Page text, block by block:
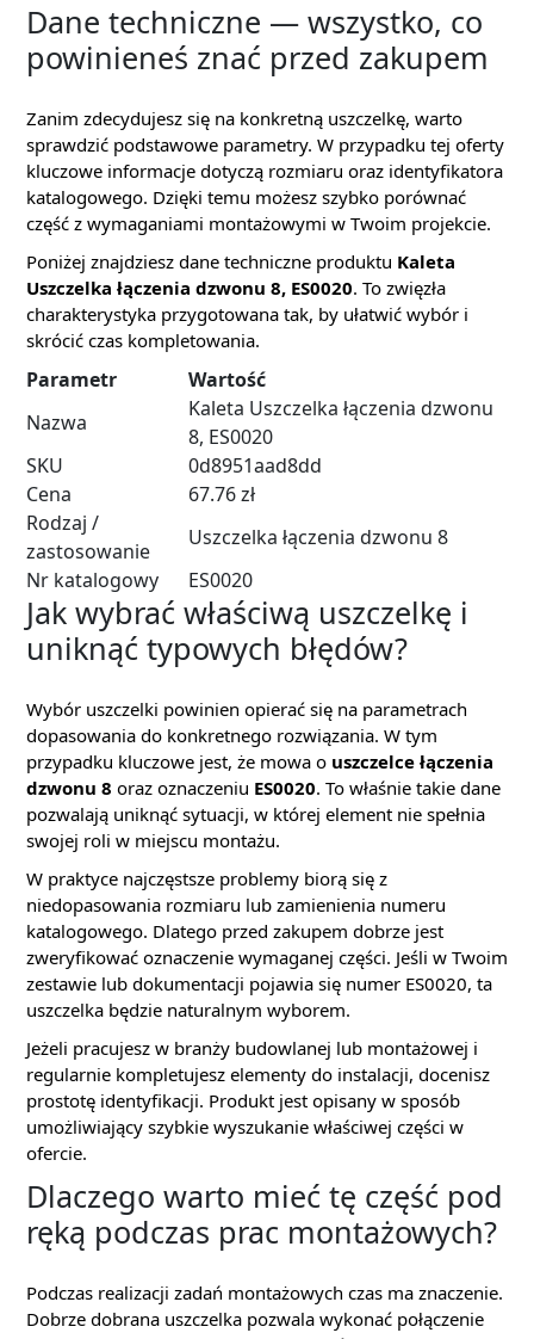
Dane techniczne — wszystko, co
powinieneś znać przed zakupem
Zanim zdecydujesz się na konkretną uszczelkę, warto
sprawdzić podstawowe parametry. W przypadku tej oferty
kluczowe informacje dotyczą rozmiaru oraz identyfikatora
katalogowego. Dzięki temu możesz szybko porównać
część z wymaganiami montażowymi w Twoim projekcie.
Poniżej znajdziesz dane techniczne produktu Kaleta
Uszczelka łączenia dzwonu 8, ES0020. To zwięzła
charakterystyka przygotowana tak, by ułatwić wybór i
skrócić czas kompletowania.
Parametr
Wartość
Nazwa
Kaleta Uszczelka łączenia dzwonu
8, ES0020
SKU
0d8951aad8dd
Cena
67.76 zł
Rodzaj /
zastosowanie
Uszczelka łączenia dzwonu 8
Nr katalogowy
ES0020
Jak wybrać właściwą uszczelkę i
uniknąć typowych błędów?
Wybór uszczelki powinien opierać się na parametrach
dopasowania do konkretnego rozwiązania. W tym
przypadku kluczowe jest, że mowa o uszczelce łączenia
dzwonu 8 oraz oznaczeniu ES0020. To właśnie takie dane
pozwalają uniknąć sytuacji, w której element nie spełnia
swojej roli w miejscu montażu.
W praktyce najczęstsze problemy biorą się z
niedopasowania rozmiaru lub zamienienia numeru
katalogowego. Dlatego przed zakupem dobrze jest
zweryfikować oznaczenie wymaganej części. Jeśli w Twoim
zestawie lub dokumentacji pojawia się numer ES0020, ta
uszczelka będzie naturalnym wyborem.
Jeżeli pracujesz w branży budowlanej lub montażowej i
regularnie kompletujesz elementy do instalacji, docenisz
prostotę identyfikacji. Produkt jest opisany w sposób
umożliwiający szybkie wyszukanie właściwej części w
ofercie.
Dlaczego warto mieć tę część pod
ręką podczas prac montażowych?
Podczas realizacji zadań montażowych czas ma znaczenie.
Dobrze dobrana uszczelka pozwala wykonać połączenie